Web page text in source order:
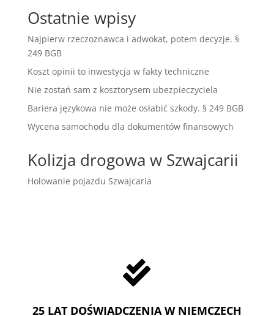
Ostatnie wpisy
Najpierw rzeczoznawca i adwokat, potem decyzje. §
249 BGB
Koszt opinii to inwestycja w fakty techniczne
Nie zostań sam z kosztorysem ubezpieczyciela
Bariera językowa nie może osłabić szkody. § 249 BGB
Wycena samochodu dla dokumentów finansowych
Kolizja drogowa w Szwajcarii
Holowanie pojazdu Szwajcaria

25 LAT DOŚWIADCZENIA W NIEMCZECH